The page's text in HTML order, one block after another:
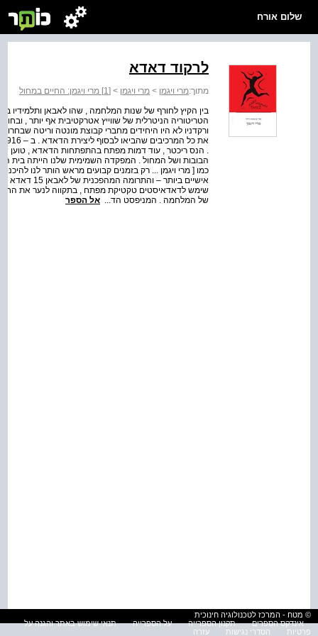
שלום אורח
לרקוד דאדא
מתוך:מרי ויגמן > מרי ויגמן > [1] מרי ויגמן: החיים במחול
בין הקיץ לחורף של שנות המלחמה , שהו לאבאן ותלמידיו
הטריטוריה הניטרלית של שווייץ אטרקטיבית אף יותר ,
ורקדניו לא היו היחידים מחברי קבוצת מונטה וריטה
. הנס ריכטר , עוד דמות מפתח בהתפתחות הדאדא , טוען
הבובות ושל המחול . המפקדה השמימית שלנו הייתה בית
כמו [ מרי ויגמן ... רק בזמנים קבועים מראש הותר לנו
אישיים
שימש לדאדאיסטים טקטיקת מפתח , בתקווה לנער את
של המלחמה . המניפסט הד... אל הספר
© מטח - המרכז לטכנולוגיה חינוכית
אינדקס הספרים
תקנון הספרייה על הספרייה
תנאי שימוש באתר והגנה על
פרטיות
הסדרי נגישות עזרה